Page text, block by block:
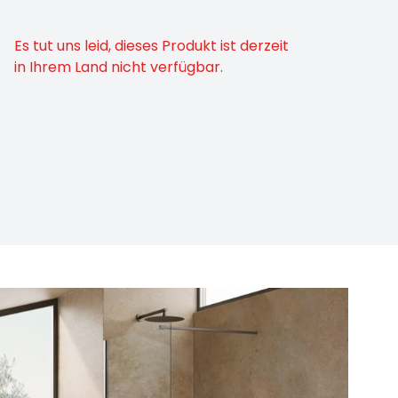
Es tut uns leid, dieses Produkt ist derzeit
in Ihrem Land nicht verfügbar.